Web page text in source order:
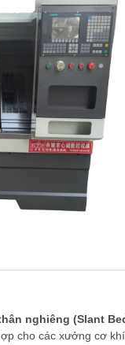
nghiêng (Slant
cho các xưởng cơ